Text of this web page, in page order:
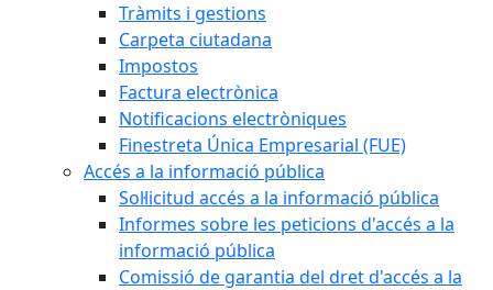
Tràmits i gestions
Carpeta ciutadana
Impostos
Factura electrònica
Notificacions electròniques
Finestreta Única Empresarial (FUE)
Accés a la informació pública
Sol·licitud accés a la informació pública
Informes sobre les peticions d'accés a la
informació pública
Comissió de garantia del dret d'accés a la